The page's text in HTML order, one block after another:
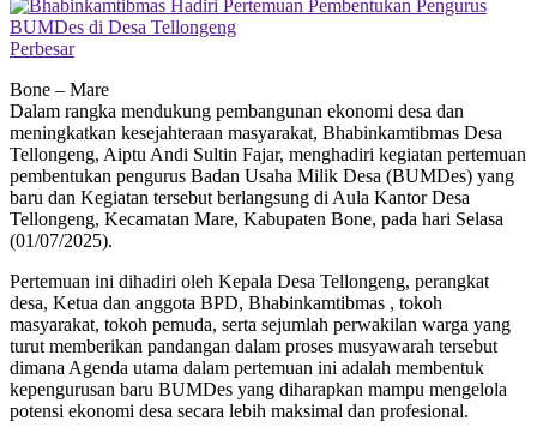
Perbesar
Bone – Mare
Dalam rangka mendukung pembangunan ekonomi desa dan
meningkatkan kesejahteraan masyarakat, Bhabinkamtibmas Desa
Tellongeng, Aiptu Andi Sultin Fajar, menghadiri kegiatan pertemuan
pembentukan pengurus Badan Usaha Milik Desa (BUMDes) yang
baru dan Kegiatan tersebut berlangsung di Aula Kantor Desa
Tellongeng, Kecamatan Mare, Kabupaten Bone, pada hari Selasa
(01/07/2025).
Pertemuan ini dihadiri oleh Kepala Desa Tellongeng, perangkat
desa, Ketua dan anggota BPD, Bhabinkamtibmas , tokoh
masyarakat, tokoh pemuda, serta sejumlah perwakilan warga yang
turut memberikan pandangan dalam proses musyawarah tersebut
dimana Agenda utama dalam pertemuan ini adalah membentuk
kepengurusan baru BUMDes yang diharapkan mampu mengelola
potensi ekonomi desa secara lebih maksimal dan profesional.